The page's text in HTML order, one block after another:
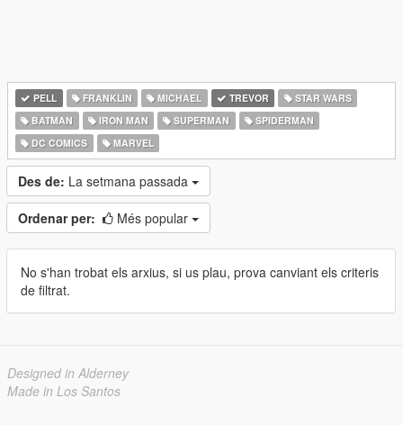
PELL FRANKLIN MICHAEL TREVOR
STAR WARS
BATMAN
IRON MAN SUPERMAN
SPIDERMAN
DC COMICS
MARVEL
Des de: La setmana passada
Ordenar per: Més popular
No s'han trobat els arxius, si us plau, prova canviant els criteris
de filtrat.
Designed in Alderney
Made in Los Santos